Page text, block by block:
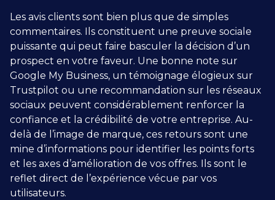
Les avis clients sont bien plus que de simples
commentaires. Ils constituent une preuve sociale
puissante qui peut faire basculer la décision d’un
prospect en votre faveur. Une bonne note sur
Google My Business, un témoignage élogieux sur
Trustpilot ou une recommandation sur les réseaux
sociaux peuvent considérablement renforcer la
confiance et la crédibilité de votre entreprise. Au-
delà de l’image de marque, ces retours sont une
mine d’informations pour identifier les points forts
et les axes d’amélioration de vos offres. Ils sont le
reflet direct de l’expérience vécue par vos
utilisateurs.